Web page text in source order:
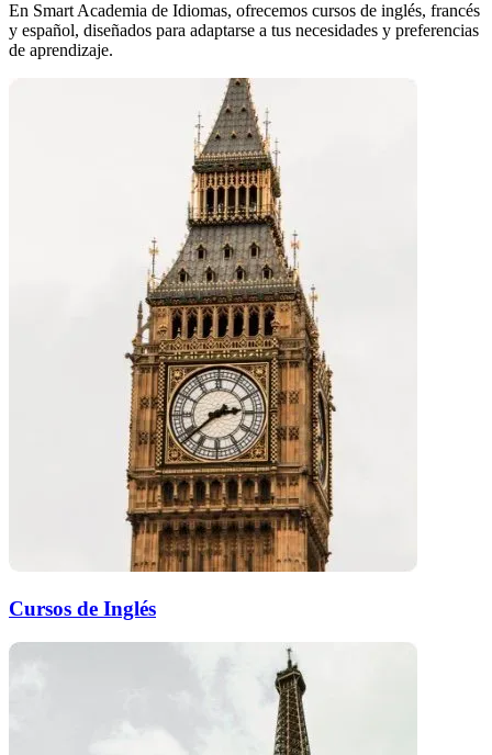
En Smart Academia de Idiomas, ofrecemos cursos de inglés, francés
y español, diseñados para adaptarse a tus necesidades y preferencias
de aprendizaje.
Cursos de Inglés